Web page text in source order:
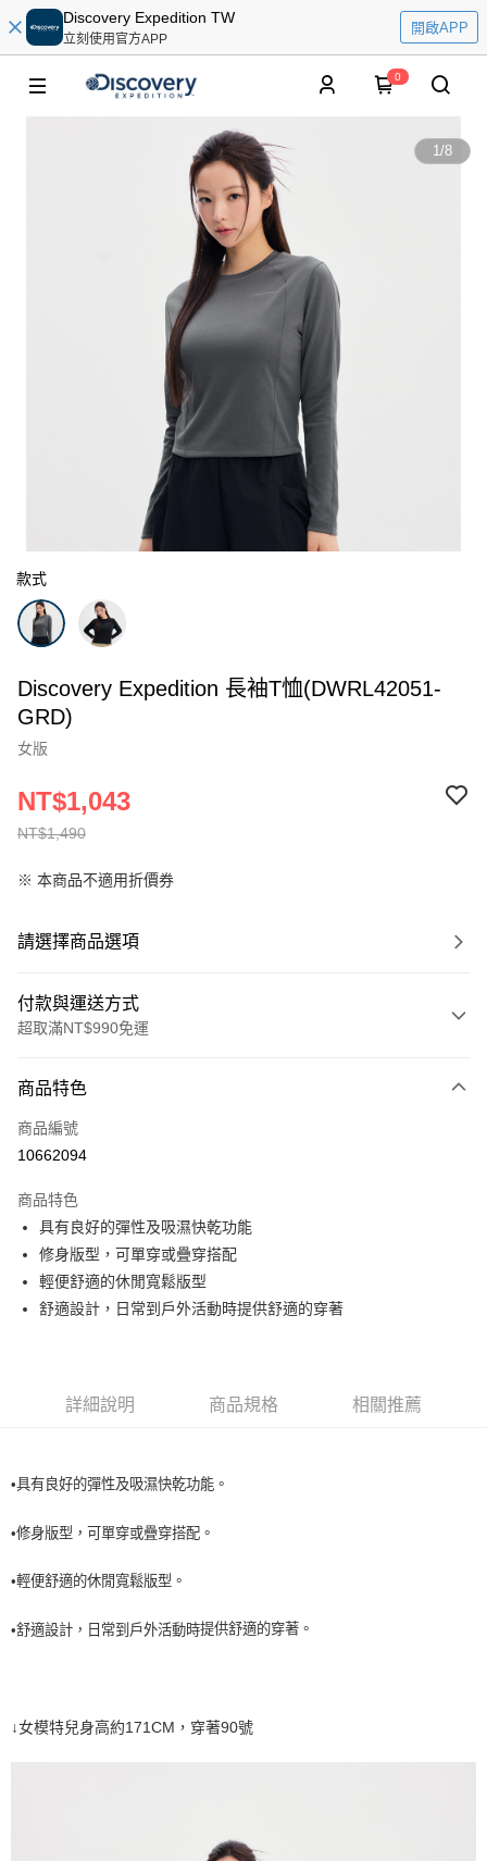
Discovery Expedition TW
立刻使用官方APP
開啟APP
0
1/8
款式
Discovery Expedition 長袖T恤(DWRL42051-
GRD)
女版
NT$1,490
NT$1,043
※ 本商品不適用折價券
請選擇商品選項
付款與運送方式
超取滿NT$990免運
信用卡一次付款
超商取貨付款
Apple Pay
運送方式
全家取貨付款<未取貨列黑名單/不支援離島取退>
每筆NT$60，滿NT$990(含以上)免運費
每筆NT$60，滿NT$990(含以上)免運費
宅配
每筆NT$80，滿NT$990(含以上)免運費
商品特色
商品編號
10662094
商品特色
具有良好的彈性及吸濕快乾功能
修身版型，可單穿或疊穿搭配
輕便舒適的休閒寬鬆版型
舒適設計，日常到戶外活動時提供舒適的穿著
詳細說明 商品規格 相關推薦
•具有良好的彈性及吸濕快乾功能。
•修身版型，可單穿或疊穿搭配。
•輕便舒適的休閒寬鬆版型。
•舒適設計 ， 日常到戶外活動時提供舒適的穿著。
↓女模特兒身高約171CM，穿著90號